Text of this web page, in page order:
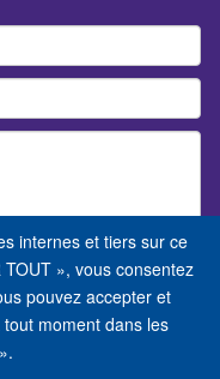
internes et tiers sur ce
», vous consentez
pouvez accepter et
moment dans les